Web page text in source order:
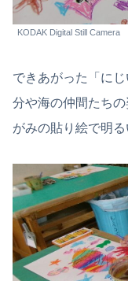
KODAK Digital Still Camera
できあがった「に
分や海の仲間たち
がみの貼り絵で明る